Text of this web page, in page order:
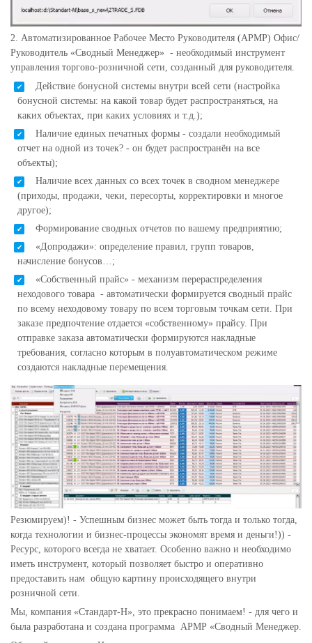
2. Автоматизированное Рабочее Место Руководителя (АРМР) Офис/
Руководитель «Сводный Менеджер» - необходимый инструмент
управления торгово-розничной сети, созданный для руководителя.
Действие бонусной системы внутри всей сети (настройка
бонусной системы: на какой товар будет распространяться, на
каких объектах, при каких условиях и т.д.);
Наличие единых печатных формы - создали необходимый
отчет на одной из точек? - он будет распространён на все
объекты);
Наличие всех данных со всех точек в сводном менеджере
(приходы, продажи, чеки, пересорты, корректировки и многое
другое);
Формирование сводных отчетов по вашему предприятию;
«Допродажи»: определение правил, групп товаров,
начисление бонусов…;
«Собственный прайс» - механизм перераспределения
неходового товара - автоматически формируется сводный прайс
по всему неходовому товару по всем торговым точкам сети. При
заказе предпочтение отдается «собственному» прайсу. При
отправке заказа автоматически формируются накладные
требования, согласно которым в полуавтоматическом режиме
создаются накладные перемещения.
Резюмируем)! - Успешным бизнес может быть тогда и только тогда,
когда технологии и бизнес-процессы экономят время и деньги!)) -
Ресурс, которого всегда не хватает. Особенно важно и необходимо
иметь инструмент, который позволяет быстро и оперативно
предоставить нам общую картину происходящего внутри
розничной сети.
Мы, компания «Стандарт-Н», это прекрасно понимаем! - для чего и
была разработана и создана программа АРМР «Сводный Менеджер.